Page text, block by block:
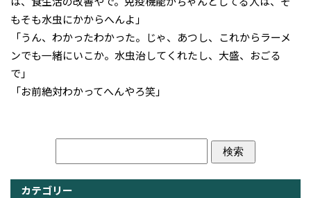
もそも水虫にかからへんよ」
「うん、わかったわかった。じゃ、あつし、これからラーメ
ンでも一緒にいこか。水虫治してくれたし、大盛、おごる
で」
「お前絶対わかってへんやろ笑」
カテゴリー